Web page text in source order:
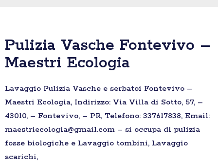
Pulizia Vasche Fontevivo –
Maestri Ecologia
Lavaggio Pulizia Vasche e serbatoi Fontevivo –
Maestri Ecologia, Indirizzo: Via Villa di Sotto, 57, –
43010, – Fontevivo, – PR, Telefono: 337617838, Email:
maestriecologia@gmail.com – si occupa di pulizia
fosse biologiche e Lavaggio tombini, Lavaggio
scarichi,